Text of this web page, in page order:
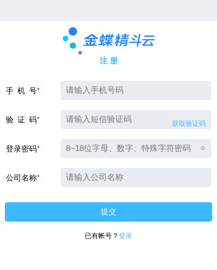
注 册
手 机 号*
验 证 码* 获取验证码
登录密码*
公司名称*
已有帐号？登录